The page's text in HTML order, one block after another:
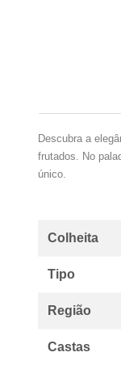
Descubra a
frutados. No
único.
Colheita
Tipo
Região
Castas